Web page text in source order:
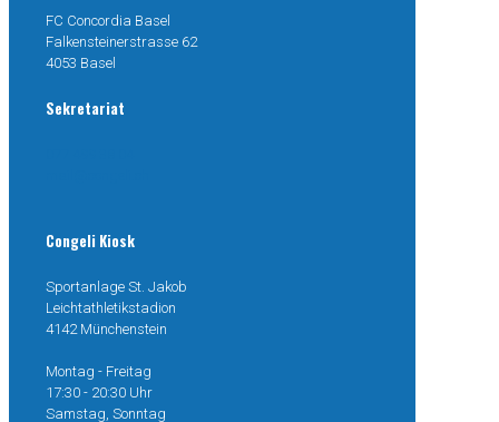
FC Concordia Basel
Falkensteinerstrasse 62
4053 Basel
Sekretariat
Congeli Kiosk
Sportanlage St. Jakob
Leichtathletikstadion
4142 Münchenstein
Montag - Freitag
17:30 - 20:30 Uhr
Samstag, Sonntag